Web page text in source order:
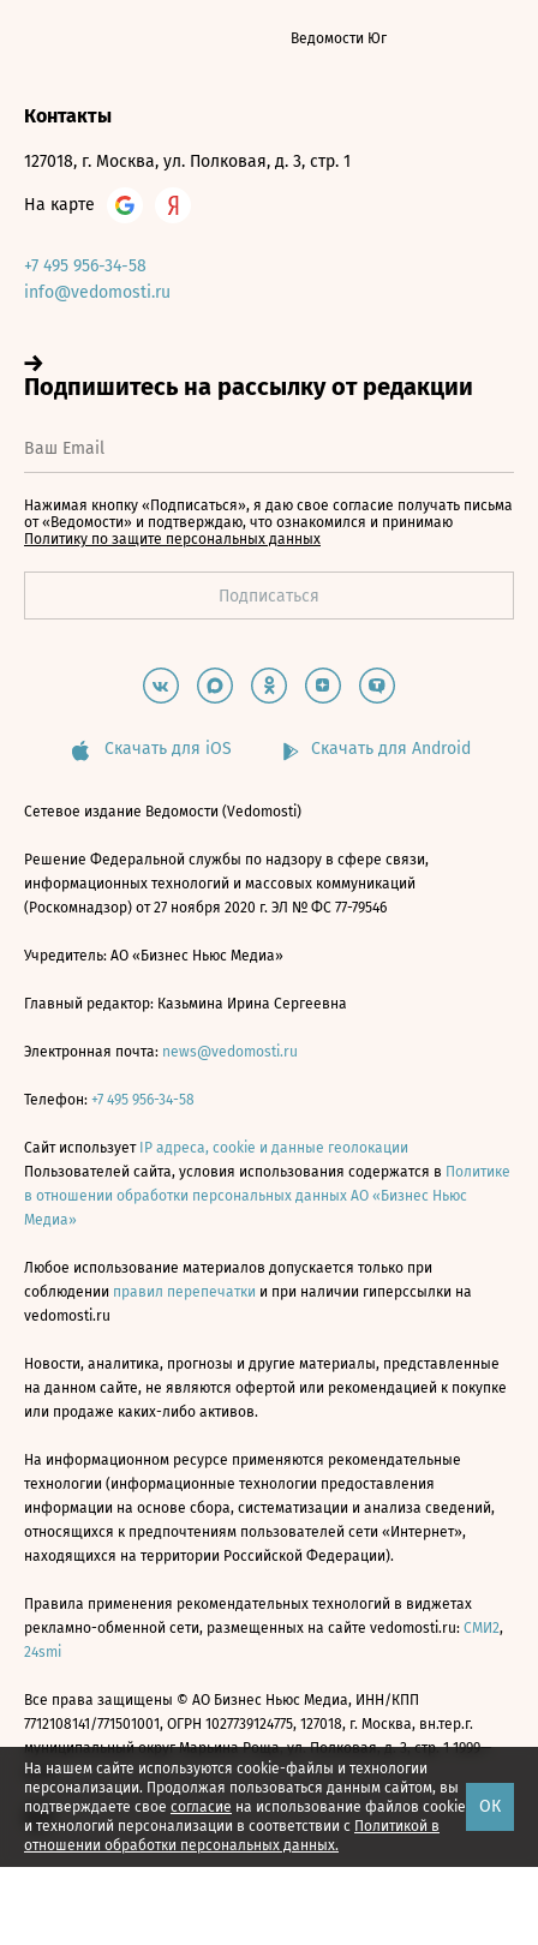
На нашем сайте используются cookie-файлы и технологии
персонализации. Продолжая пользоваться данным сайтом, вы
подтверждаете свое согласие на использование файлов cookie
и технологий персонализации в соответствии с Политикой в
отношении обработки персональных данных.
ОК
Ведомости Юг
Контакты
127018, г. Москва, ул. Полковая, д. 3, стр. 1
На карте
+7 495 956-34-58
info@vedomosti.ru
Нажимая кнопку «Подписаться», я даю свое согласие получать письма
от «Ведомости» и подтверждаю, что ознакомился и принимаю
Политику по защите персональных данных
Скачать для iOS Скачать для Android
Сетевое издание Ведомости (Vedomosti)
Решение Федеральной службы по надзору в сфере связи,
информационных технологий и массовых коммуникаций
(Роскомнадзор) от 27 ноября 2020 г. ЭЛ № ФС 77-79546
Учредитель: АО «Бизнес Ньюс Медиа»
Главный редактор: Казьмина Ирина Сергеевна
Электронная почта: news@vedomosti.ru
Телефон: +7 495 956-34-58
Сайт использует IP адреса, cookie и данные геолокации
Пользователей сайта, условия использования содержатся в Политике
в отношении обработки персональных данных АО «Бизнес Ньюс
Медиа»
Любое использование материалов допускается только при
соблюдении правил перепечатки и при наличии гиперссылки на
vedomosti.ru
Новости, аналитика, прогнозы и другие материалы, представленные
на данном сайте, не являются офертой или рекомендацией к покупке
или продаже каких-либо активов.
На информационном ресурсе применяются рекомендательные
технологии (информационные технологии предоставления
информации на основе сбора, систематизации и анализа сведений,
относящихся к предпочтениям пользователей сети «Интернет»,
находящихся на территории Российской Федерации).
Правила применения рекомендательных технологий в виджетах
рекламно-обменной сети, размещенных на сайте vedomosti.ru: СМИ2,
24smi
Все права защищены © АО Бизнес Ньюс Медиа, ИНН/КПП
7712108141/771501001, ОГРН 1027739124775, 127018, г. Москва, вн.тер.г.
муниципальный округ Марьина Роща, ул. Полковая, д. 3, стр. 1 1999—
2026